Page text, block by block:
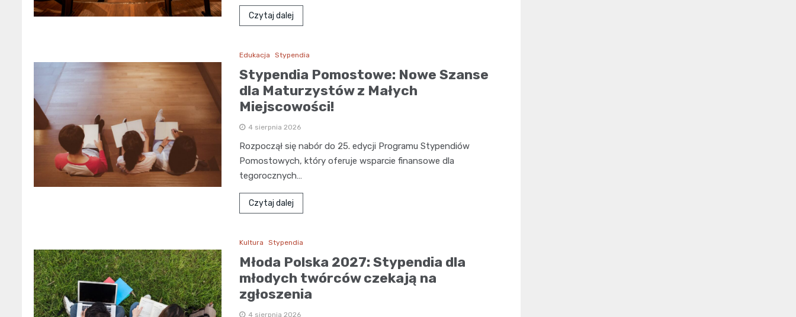
Czytaj dalej
Edukacja Stypendia
Stypendia Pomostowe: Nowe Szanse
dla Maturzystów z Małych
Miejscowości!
4 sierpnia 2026
Rozpoczął się nabór do 25. edycji Programu Stypendiów
Pomostowych, który oferuje wsparcie finansowe dla
tegorocznych…
Czytaj dalej
Kultura Stypendia
Młoda Polska 2027: Stypendia dla
młodych twórców czekają na
zgłoszenia
4 sierpnia 2026